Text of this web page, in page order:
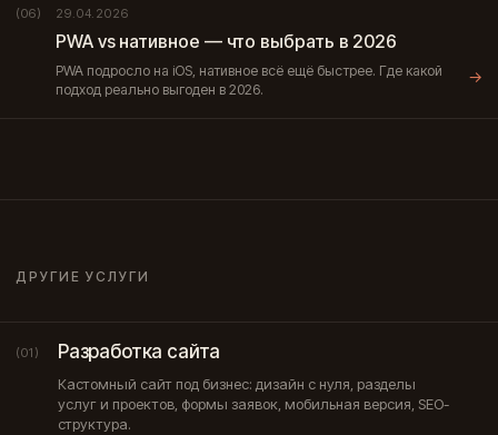
(06) 29.04.2026
PWA vs нативное — что выбрать в 2026
PWA подросло на iOS, нативное всё ещё быстрее. Где какой
подход реально выгоден в 2026.
→
ДРУГИЕ УСЛУГИ
(01) Разработка сайта
Кастомный сайт под бизнес: дизайн с нуля, разделы
услуг и проектов, формы заявок, мобильная версия, SEO-
структура.